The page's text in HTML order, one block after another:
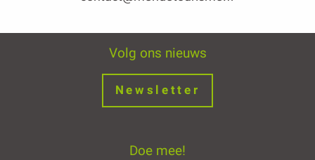
Volg ons nieuws
Newsletter
Doe mee!